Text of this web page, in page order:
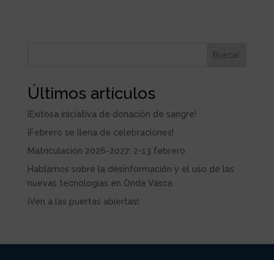
Buscar
Últimos artículos
¡Exitosa iniciativa de donación de sangre!
¡Febrero se llena de celebraciones!
Matriculación 2026-2027: 2-13 febrero
Hablamos sobre la desinformación y el uso de las
nuevas tecnologías en Onda Vasca
¡Ven a las puertas abiertas!